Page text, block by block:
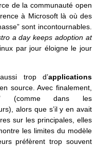
de la communauté open
à Microsoft là où des
sont incontournables.
a day keeps adoption at
par jour éloigne le jour
trop d’applications
source. Avec finalement,
(comme dans les
alors que s’il y en avait
sur les principales, elles
les limites du modèle
préfèrent trop souvent